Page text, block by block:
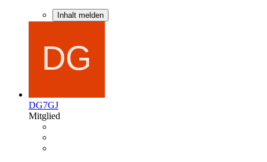
Inhalt melden
DG7GJ
Mitglied